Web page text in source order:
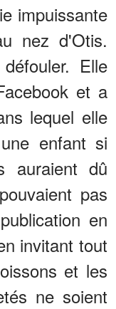
impuissante
nez d'Otis.
Elle
et a
lequel elle
enfant si
auraient dû
pas
en
invitant tout
et les
ne soient